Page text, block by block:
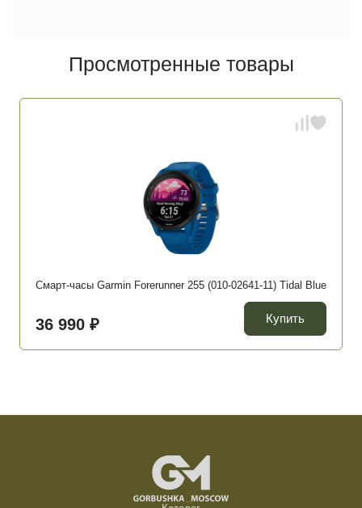
Просмотренные товары
Смарт-часы Garmin Forerunner 255 (010-02641-11) Tidal Blue
36 990 ₽ Купить